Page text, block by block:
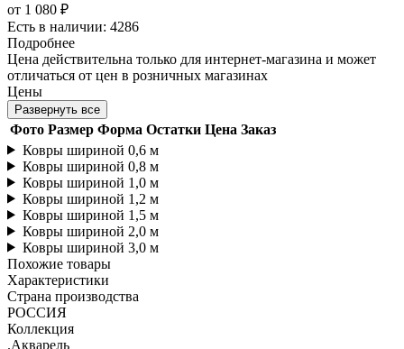
от 1 080 ₽
Есть в наличии: 4286
Подробнее
Цена действительна только для интернет-магазина и может
отличаться от цен в розничных магазинах
Цены
Развернуть все
Фото Размер Форма Остатки Цена Заказ
Ковры шириной 0,6 м
Ковры шириной 0,8 м
Ковры шириной 1,0 м
Ковры шириной 1,2 м
Ковры шириной 1,5 м
Ковры шириной 2,0 м
Ковры шириной 3,0 м
Похожие товары
Характеристики
Страна производства
РОССИЯ
Коллекция
.Акварель